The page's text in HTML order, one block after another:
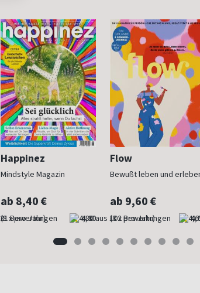
Happinez
Mindstyle Magazin
ab 8,40 €
(8 x pro Jahr) 4,80
Flow
Bewußt leben und
ab 9,60 €
(8 x pro Jahr)